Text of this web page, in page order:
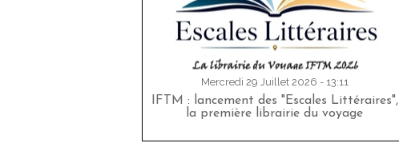
Mercredi 29 Juillet 2026 - 13:11
IFTM : lancement des "Escales Littéraires",
la première librairie du voyage